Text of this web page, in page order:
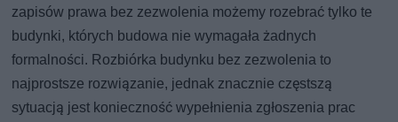
zapisów prawa bez zezwolenia możemy rozebrać tylko te
budynki, których budowa nie wymagała żadnych
formalności. Rozbiórka budynku bez zezwolenia to
najprostsze rozwiązanie, jednak znacznie częstszą
sytuacją jest konieczność wypełnienia zgłoszenia prac